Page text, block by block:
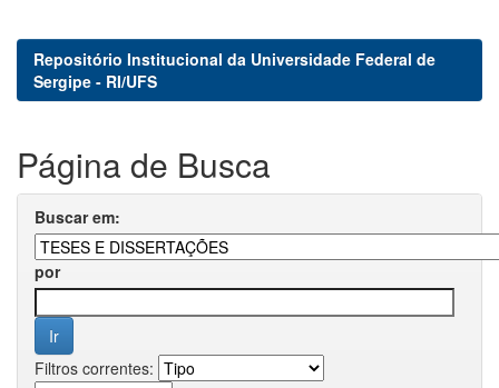
Repositório Institucional da Universidade Federal de
Sergipe - RI/UFS
Página de Busca
Buscar em:
por
Filtros correntes: